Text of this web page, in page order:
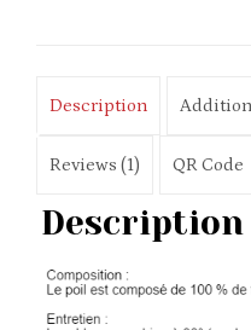
Description
Reviews (1) QR Code
Description